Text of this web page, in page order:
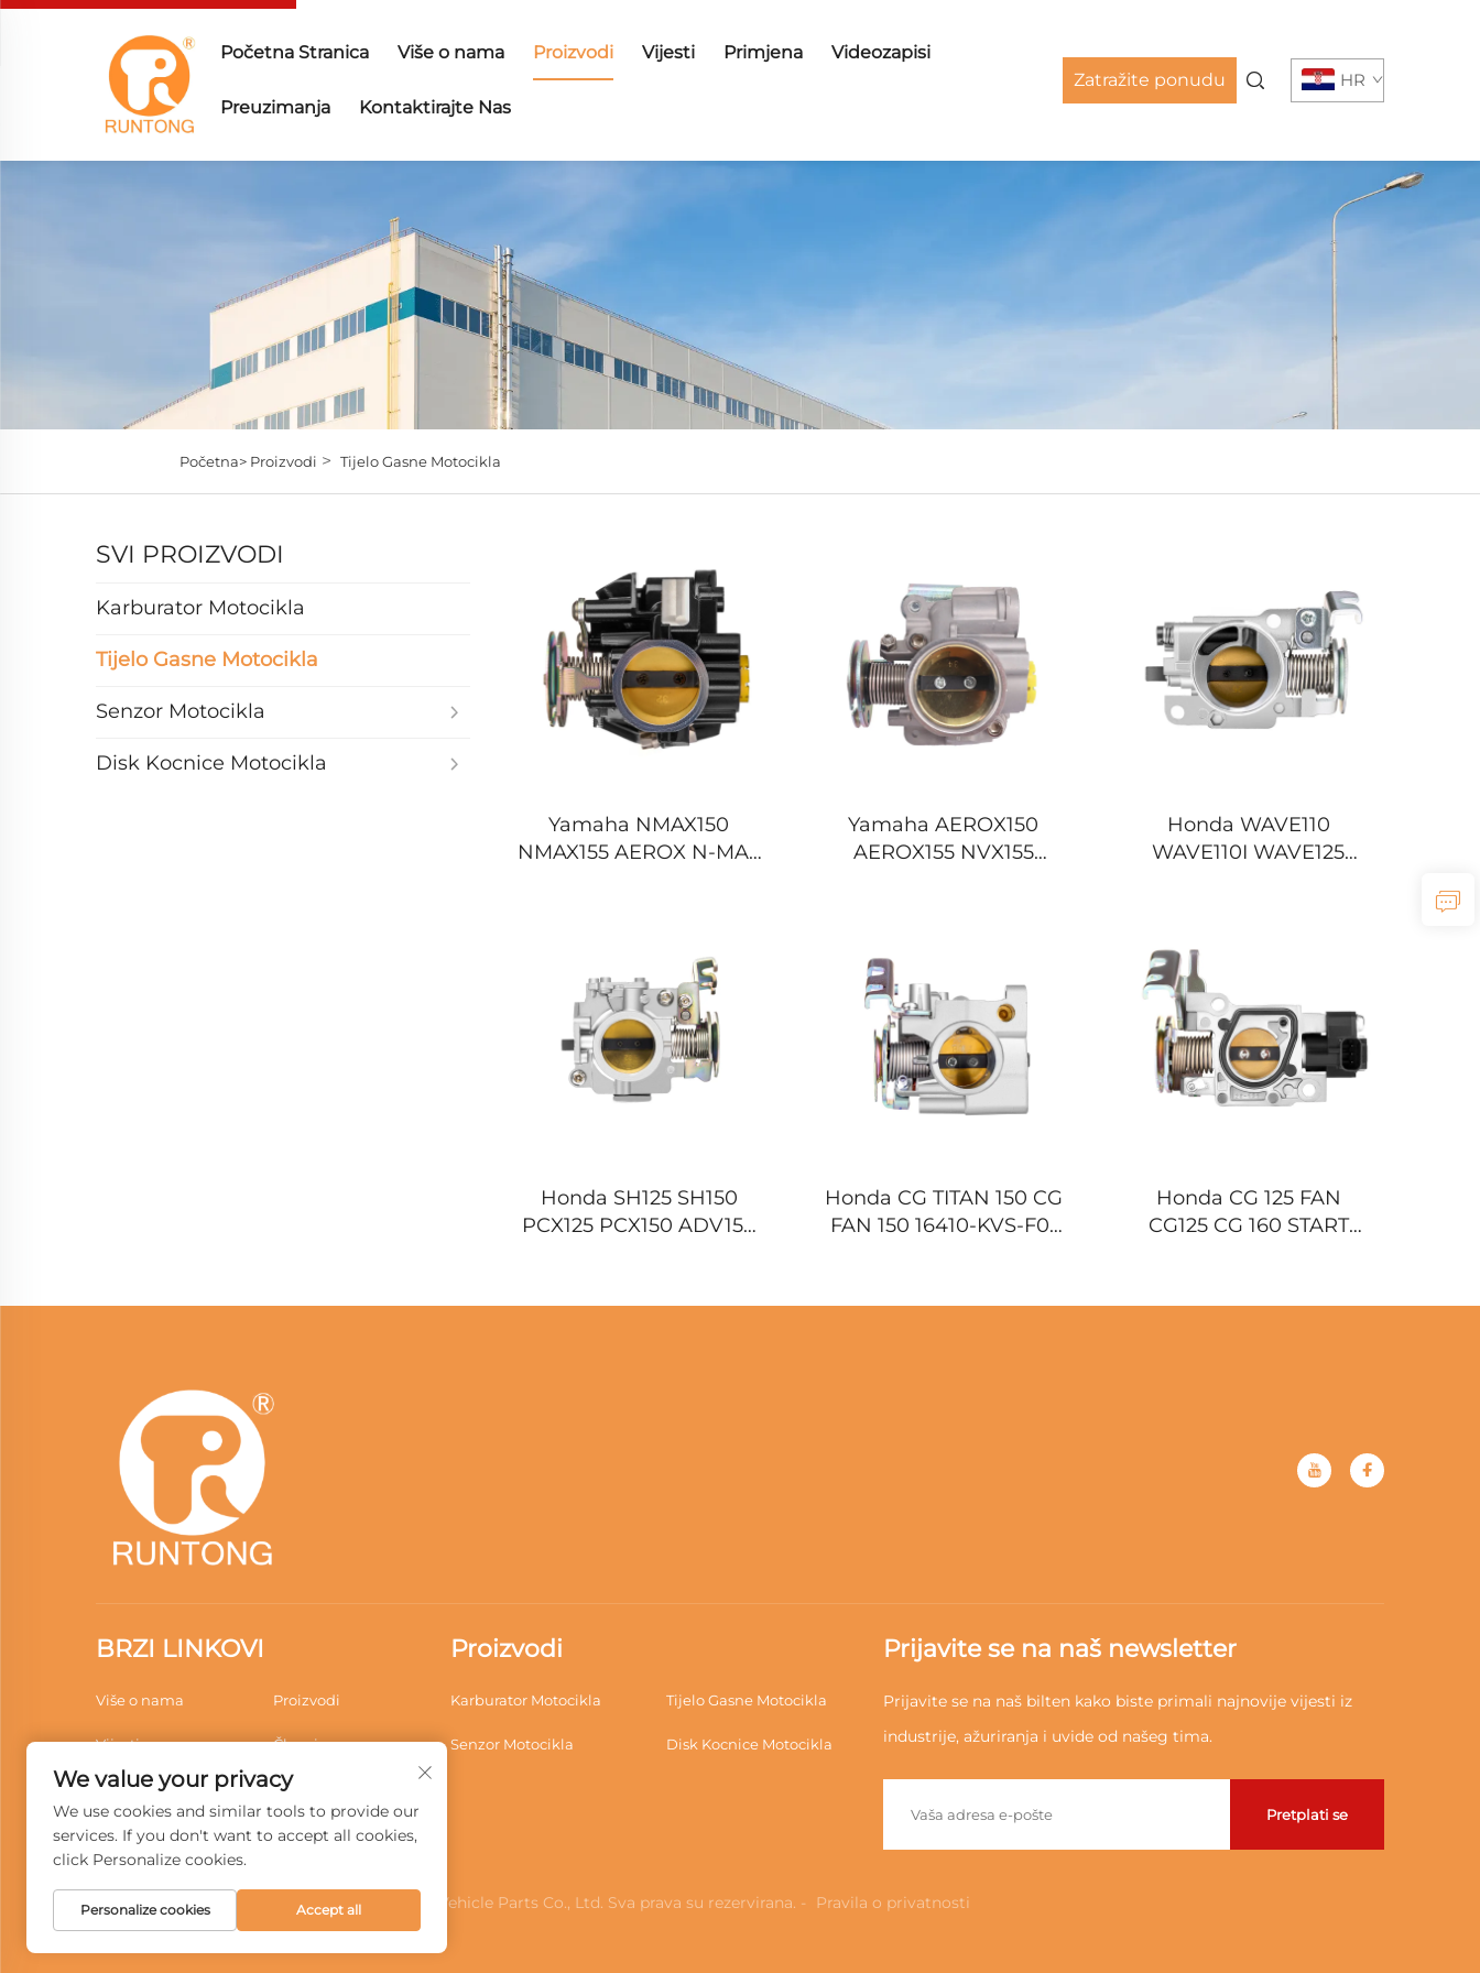
Početna Stranica Više o nama Proizvodi Vijesti Primjena Videozapisi
Preuzimanja Kontaktirajte Nas
Zatražite ponudu HR
Početna> Proizvodi > Tijelo Gasne Motocikla
SVI PROIZVODI
Karburator Motocikla
Tijelo Gasne Motocikla
Senzor Motocikla
Disk Kocnice Motocikla
Yamaha NMAX150
NMAX155 AEROX N-MAX
Yamaha AEROX150
AEROX155 NVX155
Honda WAVE110
WAVE110I WAVE125
Honda SH125 SH150
PCX125 PCX150 ADV150
Honda CG TITAN 150 CG
FAN 150 16410-KVS-F01
Honda CG 125 FAN
CG125 CG 160 START
BRZI LINKOVI
Više o nama Proizvodi
Vijesti Članci
Primjena Videozapisi
Preuzimanja Kontaktirajte Nas
Proizvodi
Karburator Motocikla Tijelo Gasne Motocikla
Senzor Motocikla Disk Kocnice Motocikla
Prijavite se na naš newsletter
Prijavite se na naš bilten kako biste primali najnovije vijesti iz
industrije, ažuriranja i uvide od našeg tima.
Pretplati se
Copyright © 2026 Wenzhou Runtong Motor Vehicle Parts Co., Ltd. Sva prava su rezervirana. - Pravila o privatnosti
We value your privacy
We use cookies and similar tools to provide our
services. If you don't want to accept all cookies,
click Personalize cookies.
Personalize cookies Accept all